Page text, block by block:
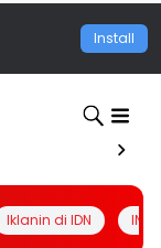
Install
Iklanin di IDN